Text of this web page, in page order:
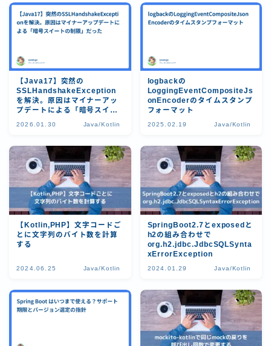
【Java17】突然の
SSLHandshakeException
を解決。原因はマイナーアッ
プデートによる「暗号スイー
2026.01.30 Java/Kotlin
logbackの
LoggingEventCompositeJs
onEncoderのタイムスタンプ
フォーマット
2025.02.19 Java/Kotlin
【Kotlin,PHP】文字コードご
とに文字列のバイト数を計算
する
2024.06.25 Java/Kotlin
SpringBoot2.7とexposedと
h2の組み合わせで
org.h2.jdbc.JdbcSQLSynta
xErrorException
2024.01.29 Java/Kotlin